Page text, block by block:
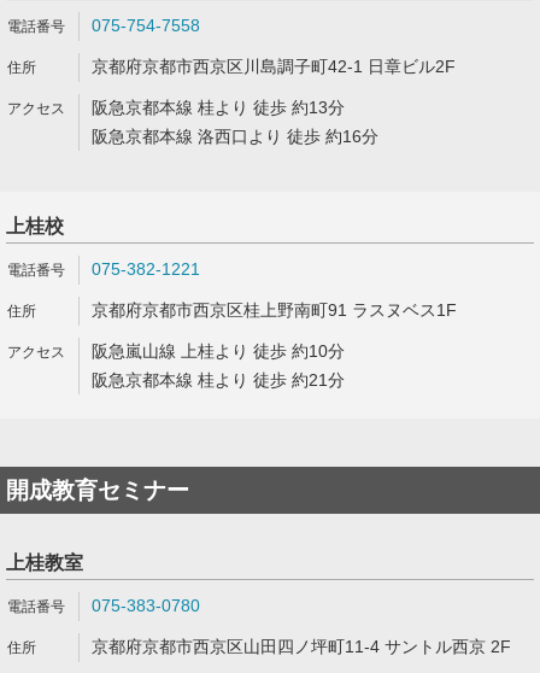
075-754-7558
京都府京都市西京区川島調子町42-1 日章ビル2F
阪急京都本線 桂より 徒歩 約13分
阪急京都本線 洛西口より 徒歩 約16分
上桂校
075-382-1221
京都府京都市西京区桂上野南町91 ラスヌベス1F
阪急嵐山線 上桂より 徒歩 約10分
阪急京都本線 桂より 徒歩 約21分
開成教育セミナー
上桂教室
075-383-0780
京都府京都市西京区山田四ノ坪町11-4 サントル西京 2F